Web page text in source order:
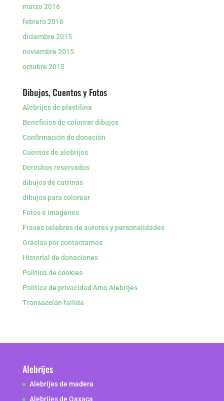
marzo 2016
febrero 2016
diciembre 2015
noviembre 2015
octubre 2015
Dibujos, Cuentos y Fotos
Alebrijes de plastilina
Beneficios de colorear dibujos
Confirmación de donación
Cuentos de alebrijes
Derechos reservados
dibujos de catrinas
dibujos para colorear
Fotos e imagenes
Frases celebres de autores y personalidades
Gracias por contactarnos
Historial de donaciones
Politica de cookies
Política de privacidad Amo Alebrijes
Transacción fallida
Alebrijes
Alebrijes de madera
Alebrijes de Oaxaca